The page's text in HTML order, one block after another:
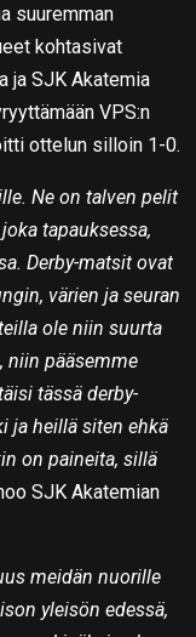
suuremman
kohtasivat
ja SJK Akatemia
VPS:n
ottelun silloin 1-0.
Ne on talven pelit
tapauksessa,
Derby-matsit ovat
värien ja seuran
ole niin suurta
niin pääsemme
tässä derby-
ja heillä siten ehkä
on paineita, sillä
SJK Akatemian
meidän nuorille
yleisön edessä,